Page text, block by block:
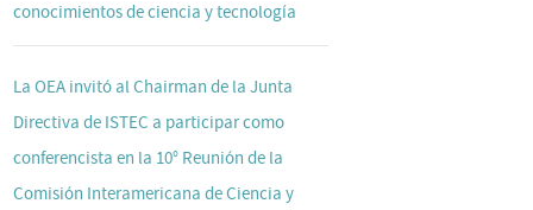
conocimientos de ciencia y tecnología
La OEA invitó al Chairman de la Junta
Directiva de ISTEC a participar como
conferencista en la 10° Reunión de la
Comisión Interamericana de Ciencia y